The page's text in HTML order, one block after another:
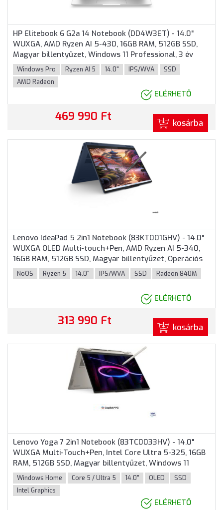
HP Elitebook 6 G2a 14 Notebook (DD4W3ET) - 14.0"
WUXGA, AMD Ryzen AI 5-430, 16GB RAM, 512GB SSD,
Magyar billentyűzet, Windows 11 Professional, 3 év
garancia, Ezüst színben
Windows Pro Ryzen AI 5 14.0" IPS/WVA
SSD
AMD Radeon
ELÉRHETŐ
469 990 Ft kosárba
Lenovo IdeaPad 5 2in1 Notebook (83KT001GHV) - 14.0"
WUXGA OLED Multi-touch+Pen, AMD Ryzen AI 5-340,
16GB RAM, 512GB SSD, Magyar billentyűzet, Operációs
rendszer nélkül, 3 év garancia, Kék színben
NoOS Ryzen 5 14.0" IPS/WVA SSD Radeon 840M
ELÉRHETŐ
313 990 Ft kosárba
Lenovo Yoga 7 2in1 Notebook (83TC0033HV) - 14.0"
WUXGA Multi-Touch+Pen, Intel Core Ultra 5-325, 16GB
RAM, 512GB SSD, Magyar billentyűzet, Windows 11
Home, 3 év garancia, Kagylószürke színben
Windows Home Core 5 / Ultra 5 14.0" OLED
SSD
Intel Graphics
ELÉRHETŐ